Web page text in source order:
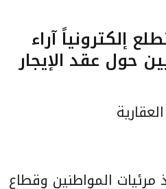
إلكترونياً آراء
حول عقد الإيجار
مرئيات المواطنين وقطاع